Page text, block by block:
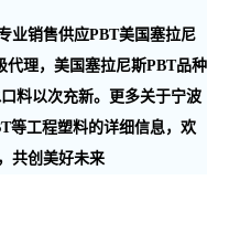
业销售供应PBT美国塞拉尼
代理，美国塞拉尼斯PBT品种
料以次充新。更多关于宁波
等工程塑料的详细信息，欢
共创美好未来